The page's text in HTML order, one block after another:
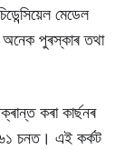
মেডেল
পুৰস্কাৰ তথা
কৰা কাৰ্ছনৰ
চনত। এই কৰ্কট